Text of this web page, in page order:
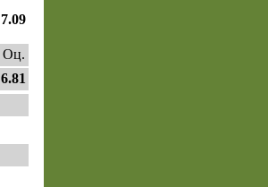
7.09
Оц.
6.81